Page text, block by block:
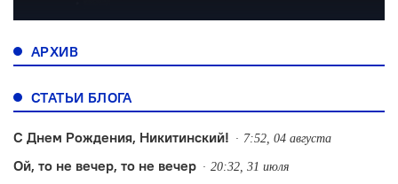
АРХИВ
СТАТЬИ БЛОГА
С Днем Рождения, Никитинский! 7:52, 04 августа
Ой, то не вечер, то не вечер 20:32, 31 июля